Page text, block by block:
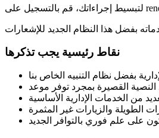
نقاط رئيسية يجب تذكرها